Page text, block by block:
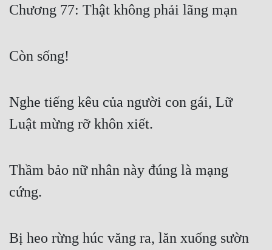
Free
Truyện Convert
Truyện Nhập Môn
Truyện ngắn
Cung Đấu
Cổ Tiên Hiệp
Chương 77: Thật không phải lãng mạn
Còn sống!
Nghe tiếng kêu của người con gái, Lữ
Luật mừng rỡ khôn xiết.
Thầm bảo nữ nhân này đúng là mạng
cứng.
Bị heo rừng húc văng ra, lăn xuống sườn